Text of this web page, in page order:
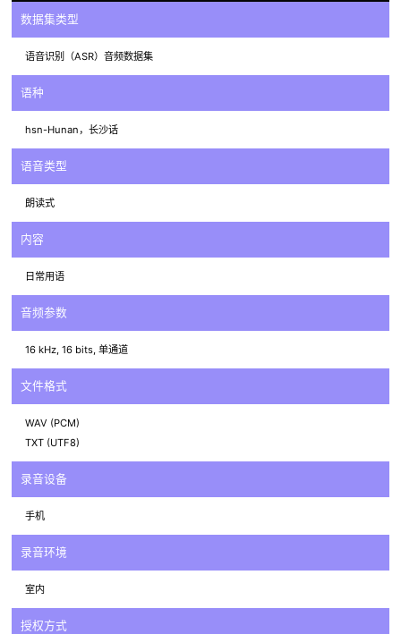
数据集类型
语音识别（ASR）音频数据集
语种
hsn-Hunan，长沙话
语音类型
朗读式
内容
日常用语
音频参数
16 kHz, 16 bits, 单通道
文件格式
WAV (PCM)
TXT (UTF8)
录音设备
手机
录音环境
室内
授权方式